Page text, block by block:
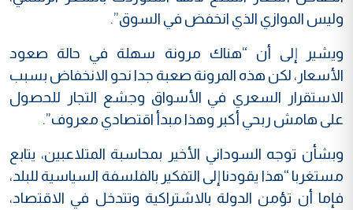
وليس الموازي الذي انخفض في السوق”.
ويشير إلى أن “هناك مرونة سهلة في حالة صعود
الأسعار، لكن هذه المرونة صعبة جدا نحو الانخفاض بسبب
الاستقرار السعري في الأسواق وجشع التجار للحصول
على هامش ربحي أكبر وهذا مبدأ اقتصادي معروف”.
وبشأن توجه السوداني الأخير بمحاسبة المتلاعبين، يتابع
مستغربا “هذا يقودنا إلى التفكير بالفلسفة السياسية للبلد،
فإما أن تؤمن الدولة بالاشتراكية وتتدخل في الاقتصاد،